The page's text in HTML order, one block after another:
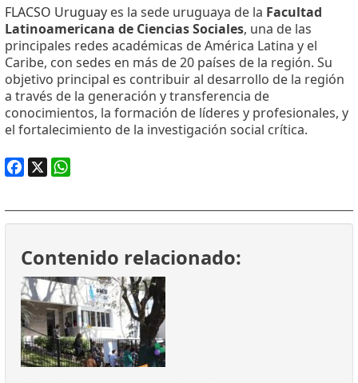
FLACSO Uruguay es la sede uruguaya de la Facultad
Latinoamericana de Ciencias Sociales, una de las
principales redes académicas de América Latina y el
Caribe, con sedes en más de 20 países de la región. Su
objetivo principal es contribuir al desarrollo de la región
a través de la generación y transferencia de
conocimientos, la formación de líderes y profesionales, y
el fortalecimiento de la investigación social crítica.
Contenido relacionado: